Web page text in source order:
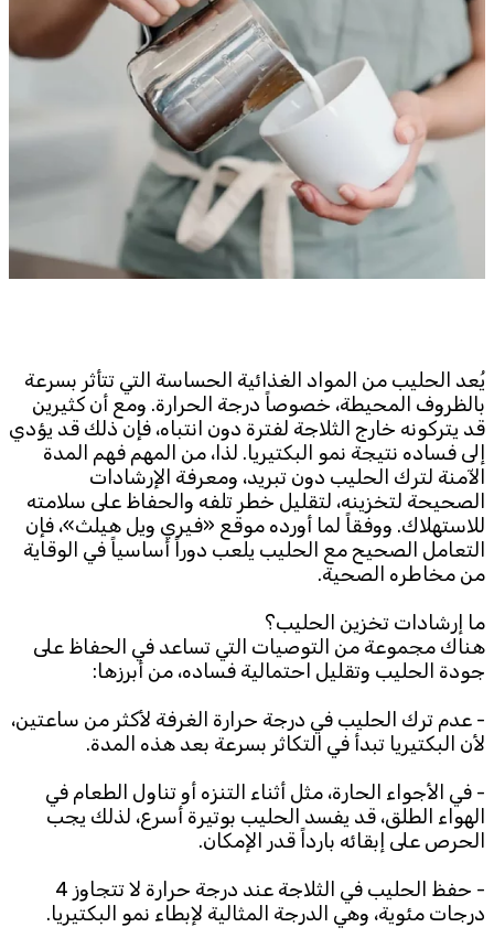
Horoscope
Polls
Legal
Privacy Policy
Cookies Policy
TTV
يُعد الحليب من المواد الغذائية الحساسة التي تتأثر بسرعة
بالظروف المحيطة، خصوصاً درجة الحرارة. ومع أن كثيرين
قد يتركونه خارج الثلاجة لفترة دون انتباه، فإن ذلك قد يؤدي
إلى فساده نتيجة نمو البكتيريا. لذا، من المهم فهم المدة
الآمنة لترك الحليب دون تبريد، ومعرفة الإرشادات
الصحيحة لتخزينه، لتقليل خطر تلفه والحفاظ على سلامته
للاستهلاك. ووفقاً لما أورده موقع «فيري ويل هيلث»، فإن
التعامل الصحيح مع الحليب يلعب دوراً أساسياً في الوقاية
من مخاطره الصحية.
ما إرشادات تخزين الحليب؟
هناك مجموعة من التوصيات التي تساعد في الحفاظ على
جودة الحليب وتقليل احتمالية فساده، من أبرزها:
- عدم ترك الحليب في درجة حرارة الغرفة لأكثر من ساعتين،
لأن البكتيريا تبدأ في التكاثر بسرعة بعد هذه المدة.
- في الأجواء الحارة، مثل أثناء التنزه أو تناول الطعام في
الهواء الطلق، قد يفسد الحليب بوتيرة أسرع، لذلك يجب
الحرص على إبقائه بارداً قدر الإمكان.
- حفظ الحليب في الثلاجة عند درجة حرارة لا تتجاوز 4
درجات مئوية، وهي الدرجة المثالية لإبطاء نمو البكتيريا.